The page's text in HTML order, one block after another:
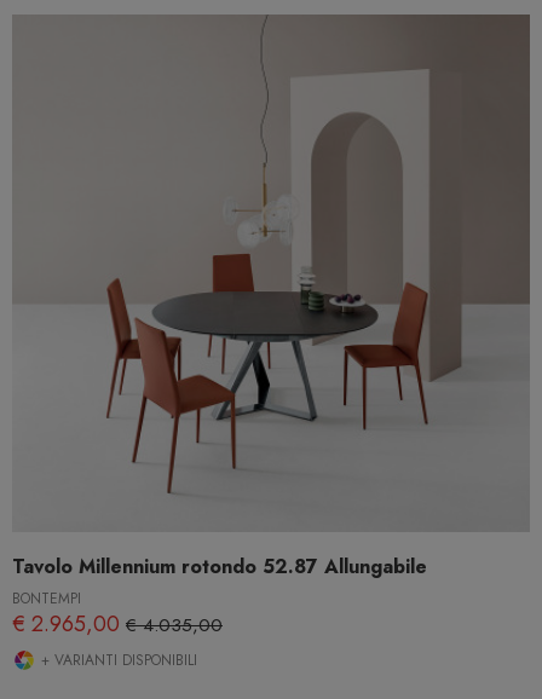
Tavolo Millennium rotondo 52.87 Allungabile
BONTEMPI
€ 2.965,00 € 4.035,00
+ VARIANTI DISPONIBILI